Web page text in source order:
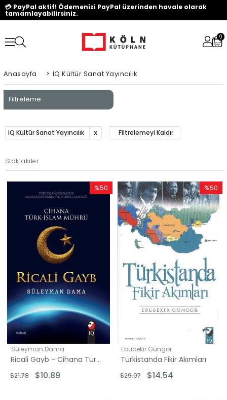
💳 PayPal aktif! Ödemenizi PayPal üzerinden havale olarak
tamamlayabilirsiniz.
0
Anasayfa > IQ Kültür Sanat Yayıncılık
Filtreleme
IQ Kültür Sanat Yayıncılık Filtrelemeyi Kaldır
Stoktakiler
Süleyman Dama
Ricali Gayb - Cihana Türk-İslam Mührü
$10.89
$21.78
%50
%50İndirim
Ebubekir Güngör
Türkistanda Fikir Akımları
$14.54
$29.07
%50
İndirim